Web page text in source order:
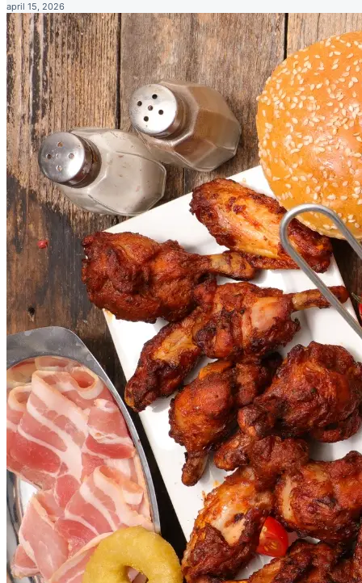
april 15, 2026